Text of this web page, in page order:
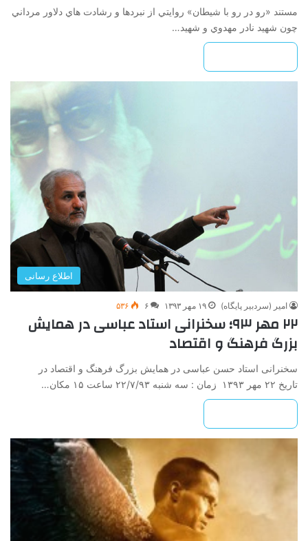
مستند «رو در رو با شيطان» روايتي از نبردها و رشادت هاي دلاور مرداني
چون شهيد نادر مهدوي و شهيد…
اطلاع رسانی
امیر (سردبیر پایگاه) ۱۹ مهر ۱۳۹۳ ۶ ۵۳۶
۲۲ مهر ۹۳؛ سخنرانی استاد عباسی در همایش
بزرگ فرهنگ و اقتصاد
سخنرانی استاد حسن عباسی در همایش بزرگ فرهنگ و اقتصاد در
تاریخ ۲۲ مهر ۱۳۹۳ زمان : سه شنبه ۲۲/۷/۹۳ ساعت ۱۵ مکان…